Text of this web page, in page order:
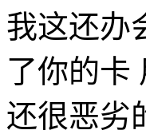
我这还办
了你的卡
还很恶劣